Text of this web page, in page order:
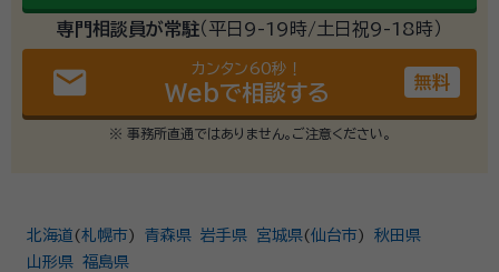
専門相談員が常駐（平日9-19時/土日祝9-18時）
email カンタン60秒！
Webで相談する 無料
※ 事務所直通ではありません。ご注意ください。
北海道 (札幌市) 青森県 岩手県 宮城県(仙台市)
秋田県
山形県 福島県